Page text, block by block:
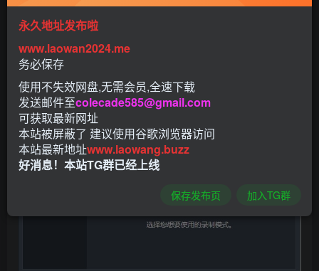
永久地址发布啦
www.laowan2024.me
务必保存
使用不失效网盘,无需会员,全速下载
发送邮件至colecade585@gmail.com
可获取最新网址
本站被屏蔽了 建议使用谷歌浏览器访问
本站最新地址www.laowang.buzz
好消息！本站TG群已经上线
保存发布页 加入TG群